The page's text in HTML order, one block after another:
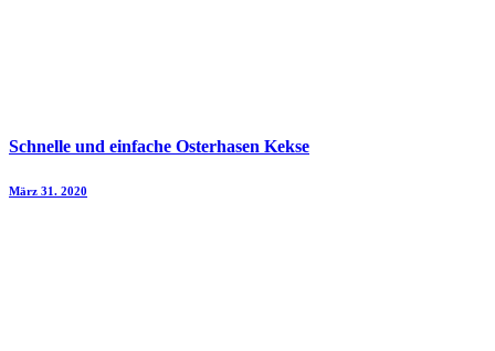
Schnelle und einfache Osterhasen Kekse
März 31. 2020